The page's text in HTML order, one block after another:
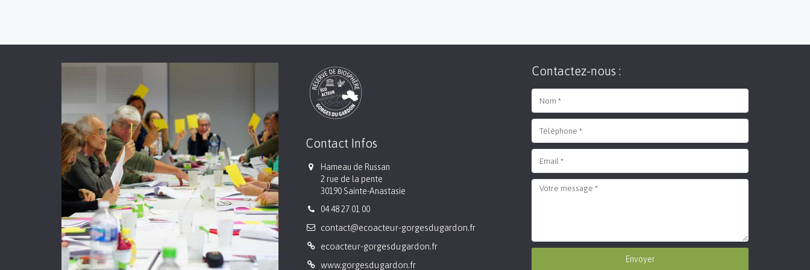
Contact Infos
Hameau de Russan
2 rue de la pente
30190 Sainte-Anastasie
04 48 27 01 00
contact@ecoacteur-gorgesdugardon.fr
ecoacteur-gorgesdugardon.fr
www.gorgesdugardon.fr
Contactez-nous :
Envoyer